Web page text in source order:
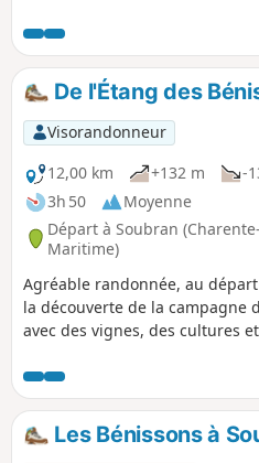
De l'Étang des
Visorandonneur
12,00 km
+132 m
-
3h 50
Moyenne
Départ à Soubran (Charente-
Maritime)
Agréable randonnée, au
la découverte de la campagne
avec des vignes, des cultures
Les Bénissons à